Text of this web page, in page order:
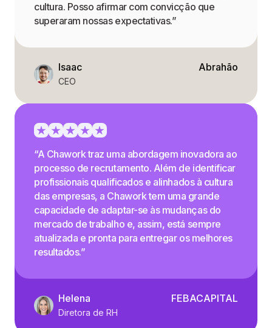
cultura. Posso afirmar com convicção que
superaram nossas expectativas.”
Isaac
CEO
Abrahão
“A Chawork traz uma abordagem inovadora ao
processo de recrutamento. Além de identificar
profissionais qualificados e alinhados à cultura
das empresas, a Chawork tem uma grande
capacidade de adaptar-se às mudanças do
mercado de trabalho e, assim, está sempre
atualizada e pronta para entregar os melhores
resultados.”
Helena
Diretora de RH
FEBACAPITAL